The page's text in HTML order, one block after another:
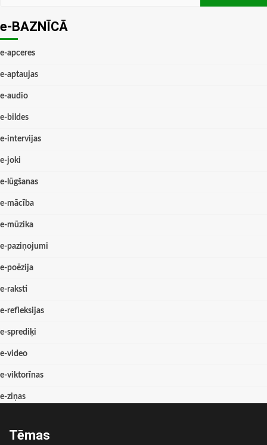
e-BAZNĪCĀ
e-apceres
e-aptaujas
e-audio
e-bildes
e-intervijas
e-joki
e-lūgšanas
e-mācība
e-mūzika
e-paziņojumi
e-poēzija
e-raksti
e-refleksijas
e-sprediķi
e-video
e-viktorīnas
e-ziņas
Tēmas